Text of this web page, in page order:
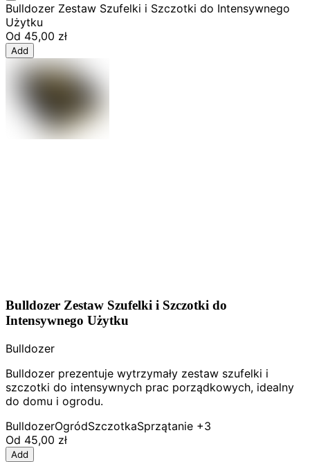
Bulldozer Zestaw Szufelki i Szczotki do Intensywnego
Użytku
Od 45,00 zł
Add
Bulldozer Zestaw Szufelki i Szczotki do
Intensywnego Użytku
Bulldozer
Bulldozer prezentuje wytrzymały zestaw szufelki i
szczotki do intensywnych prac porządkowych, idealny
do domu i ogrodu.
BulldozerOgródSzczotkaSprzątanie +3
Od 45,00 zł
Add